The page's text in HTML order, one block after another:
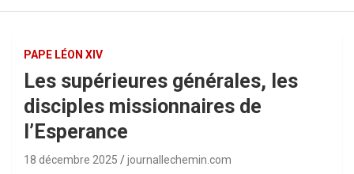
PAPE LÉON XIV
Les supérieures générales, les
disciples missionnaires de
l’Esperance
18 décembre 2025 journallechemin.com